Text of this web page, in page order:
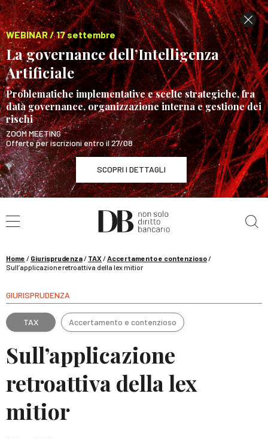
WEBINAR / 17 settembre
La governance dell’Intelligenza
Artificiale
Problematiche implementative e scelte strategiche, fra
data governance, organizzazione interna e gestione dei
rischi
ZOOM MEETING
Offerte per iscrizioni entro il 27/08
SCOPRI I DETTAGLI
WEBINAR / 17 settembre
La governance dell’Intelligenza Artificiale
Home / Giurisprudenza/ TAX /Accertamento e contenzioso/
Sull’applicazione retroattiva della lex mitior
GIURISPRUDENZA
TAX Accertamento e contenzioso
Sull’applicazione
retroattiva della lex
mitior